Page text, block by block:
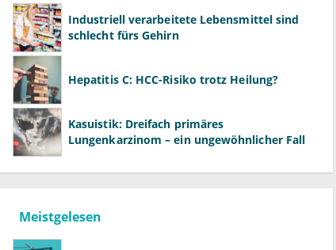
Industriell verarbeitete Lebensmittel sind
schlecht fürs Gehirn
Hepatitis C: HCC-Risiko trotz Heilung?
Kasuistik: Dreifach primäres
Lungenkarzinom – ein ungewöhnlicher Fall
Meistgelesen